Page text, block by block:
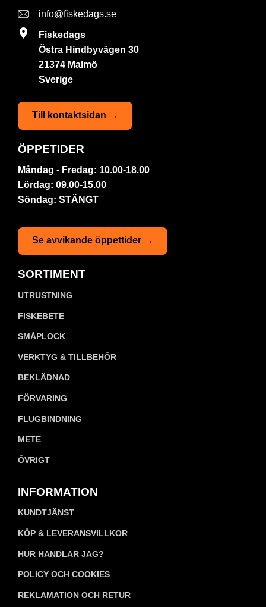
info@fiskedags.se
Fiskedags
Östra Hindbyvägen 30
21374 Malmö
Sverige
Till kontaktsidan →
ÖPPETIDER
Måndag - Fredag: 10.00-18.00
Lördag: 09.00-15.00
Söndag: STÄNGT
Se avvikande öppettider →
SORTIMENT
UTRUSTNING
FISKEBETE
SMÅPLOCK
VERKTYG & TILLBEHÖR
BEKLÄDNAD
FÖRVARING
FLUGBINDNING
METE
ÖVRIGT
INFORMATION
KUNDTJÄNST
KÖP & LEVERANSVILLKOR
HUR HANDLAR JAG?
POLICY OCH COOKIES
REKLAMATION OCH RETUR